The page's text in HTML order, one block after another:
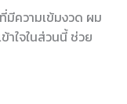
มีความเข้มงวด ผม
าใจในส่วนนี้ ช่วย